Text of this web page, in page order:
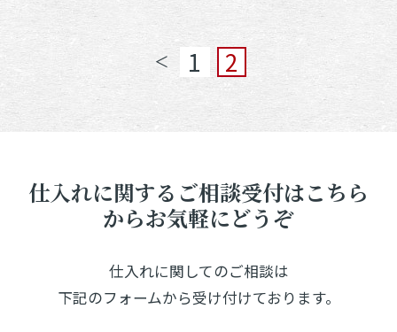
＜ 1 2
仕入れに関するご相談受付はこちら
からお気軽にどうぞ
仕入れに関してのご相談は
下記のフォームから受け付けております。